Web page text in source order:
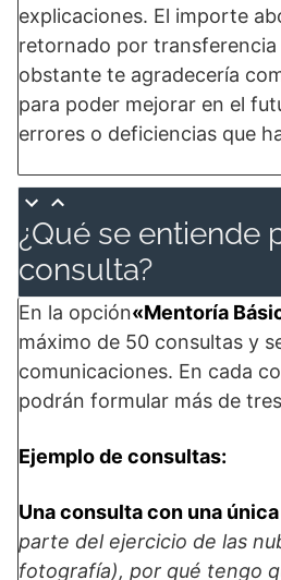
explicaciones. El importe
retornado por transferencia
obstante te agradecería
para poder mejorar en el
errores o deficiencias que
¿Qué se entiende
consulta?
En la opción«Mentoría
máximo de 50 consultas y
comunicaciones. En cada
podrán formular más de
Ejemplo de consultas:
Una consulta con una
parte del ejercicio de las
fotografía), por qué tengo